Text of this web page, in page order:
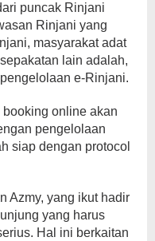
puncak Rinjani
Rinjani yang
masyarakat adat
lain adalah,
e-Rinjani.
booking online akan
pengelolaan
siap dengan protocol
Azmy, yang ikut hadir
yang harus
Hal ini berkaitan